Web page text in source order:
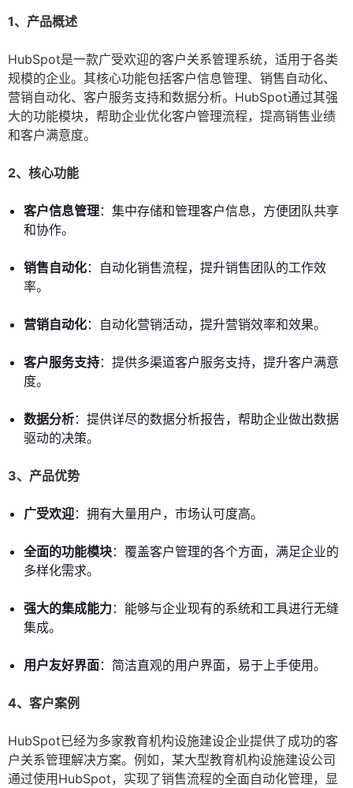
1、产品概述
HubSpot是一款广受欢迎的客户关系管理系统，适用于各类
规模的企业。其核心功能包括客户信息管理、销售自动化、
营销自动化、客户服务支持和数据分析。HubSpot通过其强
大的功能模块，帮助企业优化客户管理流程，提高销售业绩
和客户满意度。
2、核心功能
客户信息管理：集中存储和管理客户信息，方便团队共享
和协作。
销售自动化：自动化销售流程，提升销售团队的工作效
率。
营销自动化：自动化营销活动，提升营销效率和效果。
客户服务支持：提供多渠道客户服务支持，提升客户满意
度。
数据分析：提供详尽的数据分析报告，帮助企业做出数据
驱动的决策。
3、产品优势
广受欢迎：拥有大量用户，市场认可度高。
全面的功能模块：覆盖客户管理的各个方面，满足企业的
多样化需求。
强大的集成能力：能够与企业现有的系统和工具进行无缝
集成。
用户友好界面：简洁直观的用户界面，易于上手使用。
4、客户案例
HubSpot已经为多家教育机构设施建设企业提供了成功的客
户关系管理解决方案。例如，某大型教育机构设施建设公司
通过使用HubSpot，实现了销售流程的全面自动化管理，显